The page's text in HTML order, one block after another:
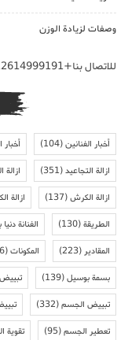
وصفات لزيادة الوزن
للاتصال بنا+212614999191
أخبار الفنانين(104)
ازالة التجاعيد(351) ازالة
ازالة الكرش(137) ازالة
الطريقة(130) الفنانة
المقادير(223) المكونات(116)
بسمة بوسيل(139)
تبييض الجسم(332)
تعطير الجسم(95) تقوية